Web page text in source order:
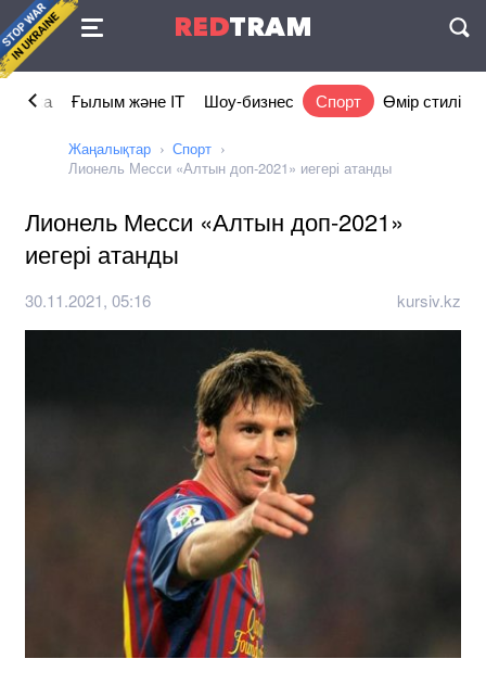
REDTRAM
Келісімі
Ғылым және IT Шоу-бизнес Спорт Өмір стилі
Жаңалықтар
Спорт
Лионель Месси «Алтын доп-2021» иегері атанды
Лионель Месси «Алтын доп-2021»
иегері атанды
30.11.2021, 05:16 kursiv.kz